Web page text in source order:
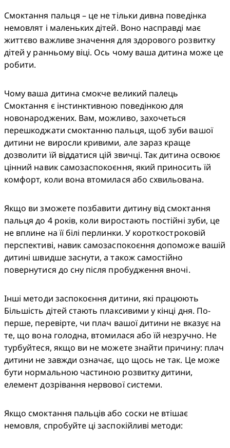
Смоктання пальця – це не тільки дивна поведінка
немовлят і маленьких дітей. Воно насправді має
життєво важливе значення для здорового розвитку
дітей у ранньому віці. Ось чому ваша дитина може це
робити.
Чому ваша дитина смокче великий палець
Смоктання є інстинктивною поведінкою для
новонароджених. Вам, можливо, захочеться
перешкоджати смоктанню пальця, щоб зуби вашої
дитини не виросли кривими, але зараз краще
дозволити їй віддатися цій звичці. Так дитина освоює
цінний навик самозаспокоєння, який приносить їй
комфорт, коли вона втомилася або схвильована.
Якщо ви зможете позбавити дитину від смоктання
пальця до 4 років, коли виростають постійні зуби, це
не вплине на її білі перлинки. У короткостроковій
перспективі, навик самозаспокоєння допоможе вашій
дитині швидше заснути, а також самостійно
повернутися до сну після пробудження вночі.
Інші методи заспокоєння дитини, які працюють
Більшість дітей стають плаксивими у кінці дня. По-
перше, перевірте, чи плач вашої дитини не вказує на
те, що вона голодна, втомилася або їй незручно. Не
турбуйтеся, якщо ви не можете знайти причину: плач
дитини не завжди означає, що щось не так. Це може
бути нормальною частиною розвитку дитини,
елемент дозрівання нервової системи.
Якщо смоктання пальців або соски не втішає
немовля, спробуйте ці заспокійливі методи: